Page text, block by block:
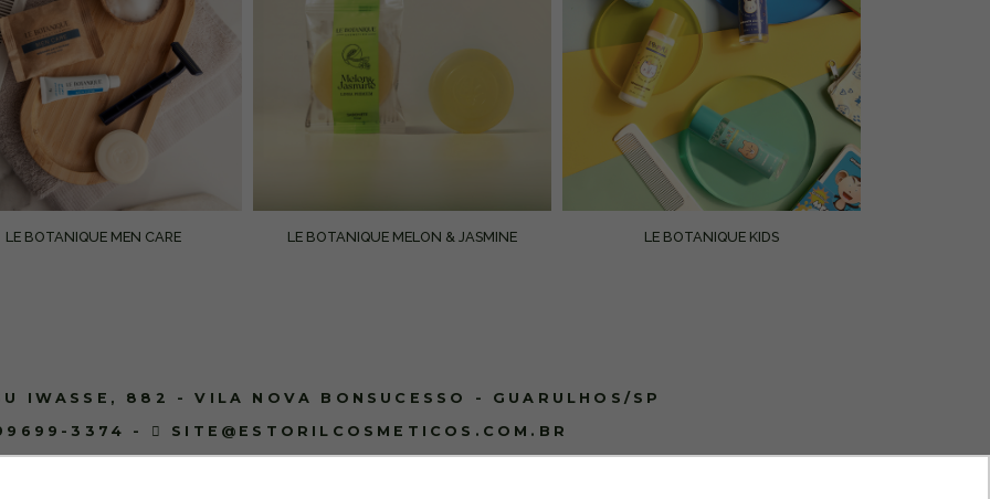
LE BOTANIQUE MEN CARE LE BOTANIQUE MELON & JASMINE LE BOTANIQUE KIDS
IWASSE, 882 - VILA NOVA BONSUCESSO - GUARULHOS/SP
3374
- SITE@ESTORILCOSMETICOS.COM.BR